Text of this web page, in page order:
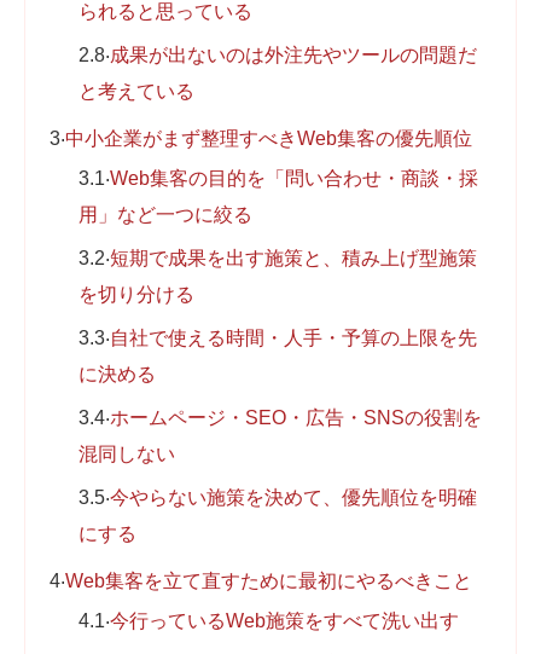
られると思っている
2.8成果が出ないのは外注先やツールの問題だ
と考えている
3中小企業がまず整理すべきWeb集客の優先順位
3.1Web集客の目的を「問い合わせ・商談・採
用」など一つに絞る
3.2短期で成果を出す施策と、積み上げ型施策
を切り分ける
3.3自社で使える時間・人手・予算の上限を先
に決める
3.4ホームページ・SEO・広告・SNSの役割を
混同しない
3.5今やらない施策を決めて、優先順位を明確
にする
4Web集客を立て直すために最初にやるべきこと
4.1今行っているWeb施策をすべて洗い出す